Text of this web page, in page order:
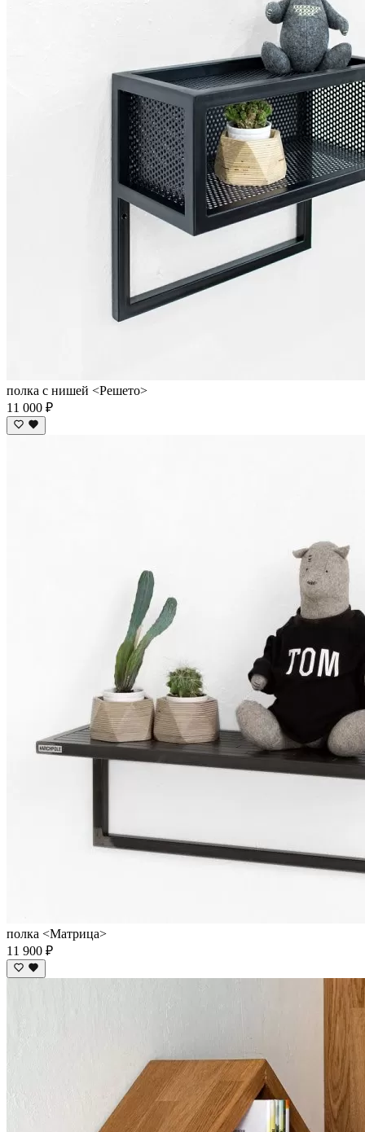
полка с нишей <Решето>
11 000 ₽
полка <Матрица>
11 900 ₽